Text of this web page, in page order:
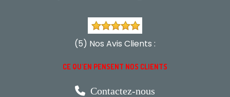
(5) Nos Avis Clients :
CE QU'EN PENSENT NOS CLIENTS
 Contactez-nous